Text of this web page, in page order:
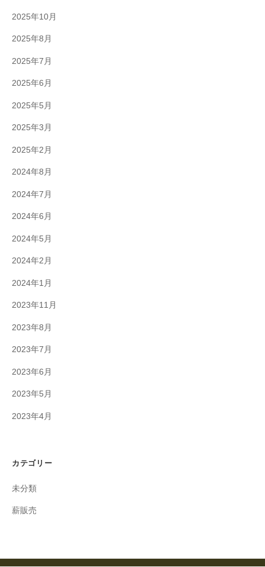
2025年10月
2025年8月
2025年7月
2025年6月
2025年5月
2025年3月
2025年2月
2024年8月
2024年7月
2024年6月
2024年5月
2024年2月
2024年1月
2023年11月
2023年8月
2023年7月
2023年6月
2023年5月
2023年4月
カテゴリー
未分類
薪販売